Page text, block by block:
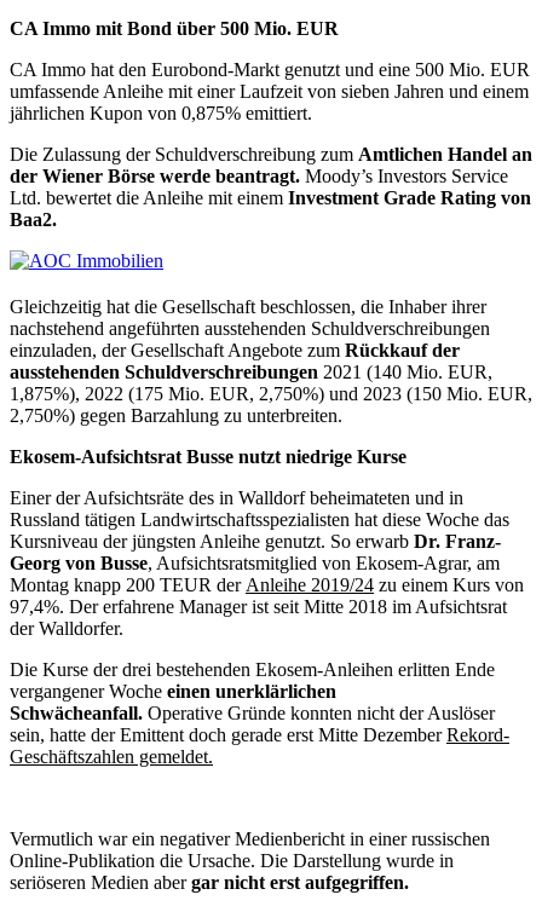
CA Immo mit Bond über 500 Mio. EUR
CA Immo hat den Eurobond-Markt genutzt und eine 500 Mio. EUR
umfassende Anleihe mit einer Laufzeit von sieben Jahren und einem
jährlichen Kupon von 0,875% emittiert.
Die Zulassung der Schuldverschreibung zum Amtlichen Handel an
der Wiener Börse werde beantragt. Moody’s Investors Service
Ltd. bewertet die Anleihe mit einem Investment Grade Rating von
Baa2.
Gleichzeitig hat die Gesellschaft beschlossen, die Inhaber ihrer
nachstehend angeführten ausstehenden Schuldverschreibungen
einzuladen, der Gesellschaft Angebote zum Rückkauf der
ausstehenden Schuldverschreibungen 2021 (140 Mio. EUR,
1,875%), 2022 (175 Mio. EUR, 2,750%) und 2023 (150 Mio. EUR,
2,750%) gegen Barzahlung zu unterbreiten.
Ekosem-Aufsichtsrat Busse nutzt niedrige Kurse
Einer der Aufsichtsräte des in Walldorf beheimateten und in
Russland tätigen Landwirtschaftsspezialisten hat diese Woche das
Kursniveau der jüngsten Anleihe genutzt. So erwarb Dr. Franz-
Georg von Busse, Aufsichtsratsmitglied von Ekosem-Agrar, am
Montag knapp 200 TEUR der Anleihe 2019/24 zu einem Kurs von
97,4%. Der erfahrene Manager ist seit Mitte 2018 im Aufsichtsrat
der Walldorfer.
Die Kurse der drei bestehenden Ekosem-Anleihen erlitten Ende
vergangener Woche einen unerklärlichen
Schwächeanfall. Operative Gründe konnten nicht der Auslöser
sein, hatte der Emittent doch gerade erst Mitte DezemberRekord-
Geschäftszahlen gemeldet.
Vermutlich war ein negativer Medienbericht in einer russischen
Online-Publikation die Ursache. Die Darstellung wurde in
seriöseren Medien abergar nicht erst aufgegriffen.